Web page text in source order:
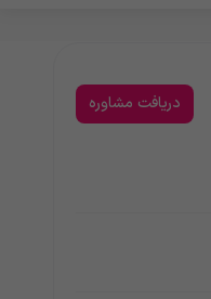
دریافت مشاوره